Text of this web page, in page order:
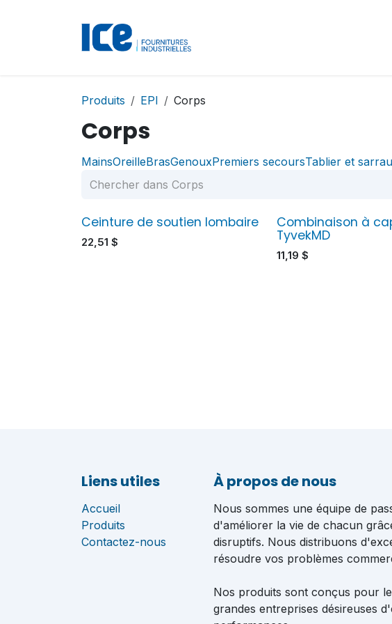
Produits EPI Corps
Corps
MainsOreilleBrasGenouxPremiers secoursTablier et sarrau
Ceinture de soutien lombaire
22,51 $
Combinaison à
TyvekMD
11,19 $
Liens utiles
Accueil
Produits
Contactez-nous
À propos de nous
Nous sommes une équipe de
d'améliorer la vie de chacun
disruptifs. Nous distribuons
résoudre vos problèmes
Nos produits sont conçus pour
grandes entreprises désireuses